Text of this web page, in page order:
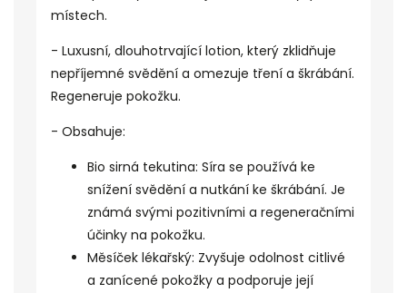
místech.
- Luxusní, dlouhotrvající lotion, který zklidňuje
nepříjemné svědění a omezuje tření a škrábání.
Regeneruje pokožku.
- Obsahuje:
Bio sirná tekutina: Síra se používá ke
snížení svědění a nutkání ke škrábání. Je
známá svými pozitivními a regeneračními
účinky na pokožku.
Měsíček lékařský: Zvyšuje odolnost citlivé
a zanícené pokožky a podporuje její